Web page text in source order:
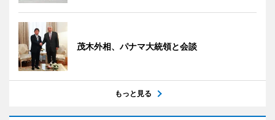
茂木外相、パナマ大統領と会談
もっと見る